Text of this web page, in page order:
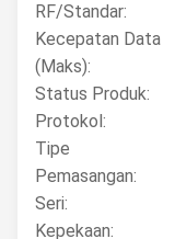
RF/Standar:
Kecepatan Data
(Maks):
Status Produk:
Protokol:
Tipe
Pemasangan:
Seri:
Kepekaan: